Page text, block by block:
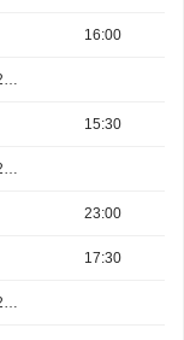
16:00
15:30
23:00
17:30